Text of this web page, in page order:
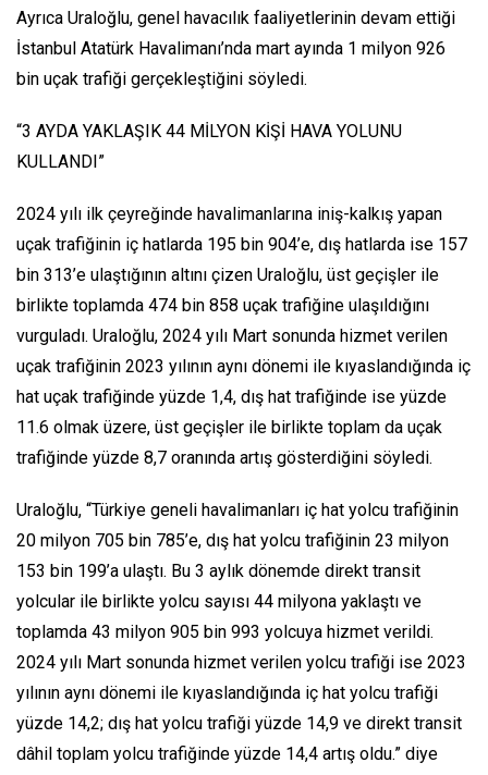
Ayrıca Uraloğlu, genel havacılık faaliyetlerinin devam ettiği
İstanbul Atatürk Havalimanı’nda mart ayında 1 milyon 926
bin uçak trafiği gerçekleştiğini söyledi.
“3 AYDA YAKLAŞIK 44 MİLYON KİŞİ HAVA YOLUNU
KULLANDI”
2024 yılı ilk çeyreğinde havalimanlarına iniş-kalkış yapan
uçak trafiğinin iç hatlarda 195 bin 904’e, dış hatlarda ise 157
bin 313’e ulaştığının altını çizen Uraloğlu, üst geçişler ile
birlikte toplamda 474 bin 858 uçak trafiğine ulaşıldığını
vurguladı. Uraloğlu, 2024 yılı Mart sonunda hizmet verilen
uçak trafiğinin 2023 yılının aynı dönemi ile kıyaslandığında iç
hat uçak trafiğinde yüzde 1,4, dış hat trafiğinde ise yüzde
11.6 olmak üzere, üst geçişler ile birlikte toplam da uçak
trafiğinde yüzde 8,7 oranında artış gösterdiğini söyledi.
Uraloğlu, “Türkiye geneli havalimanları iç hat yolcu trafiğinin
20 milyon 705 bin 785’e, dış hat yolcu trafiğinin 23 milyon
153 bin 199’a ulaştı. Bu 3 aylık dönemde direkt transit
yolcular ile birlikte yolcu sayısı 44 milyona yaklaştı ve
toplamda 43 milyon 905 bin 993 yolcuya hizmet verildi.
2024 yılı Mart sonunda hizmet verilen yolcu trafiği ise 2023
yılının aynı dönemi ile kıyaslandığında iç hat yolcu trafiği
yüzde 14,2; dış hat yolcu trafiği yüzde 14,9 ve direkt transit
dâhil toplam yolcu trafiğinde yüzde 14,4 artış oldu.” diye